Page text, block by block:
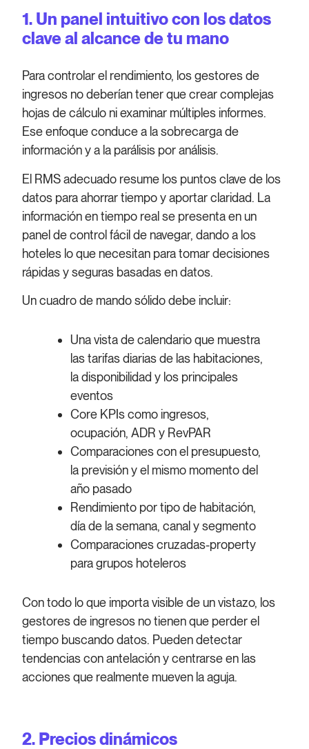
1. Un panel intuitivo con los datos
clave al alcance de tu mano
Para controlar el rendimiento, los gestores de
ingresos no deberían tener que crear complejas
hojas de cálculo ni examinar múltiples informes.
Ese enfoque conduce a la sobrecarga de
información y a la parálisis por análisis.
El RMS adecuado resume los puntos clave de los
datos para ahorrar tiempo y aportar claridad. La
información en tiempo real se presenta en un
panel de control fácil de navegar, dando a los
hoteles lo que necesitan para tomar decisiones
rápidas y seguras basadas en datos.
Un cuadro de mando sólido debe incluir:
Una vista de calendario que muestra
las tarifas diarias de las habitaciones,
la disponibilidad y los principales
eventos
Core KPIs como ingresos,
ocupación, ADR y RevPAR
Comparaciones con el presupuesto,
la previsión y el mismo momento del
año pasado
Rendimiento por tipo de habitación,
día de la semana, canal y segmento
Comparaciones cruzadas-property
para grupos hoteleros
Con todo lo que importa visible de un vistazo, los
gestores de ingresos no tienen que perder el
tiempo buscando datos. Pueden detectar
tendencias con antelación y centrarse en las
acciones que realmente mueven la aguja.
2. Precios dinámicos